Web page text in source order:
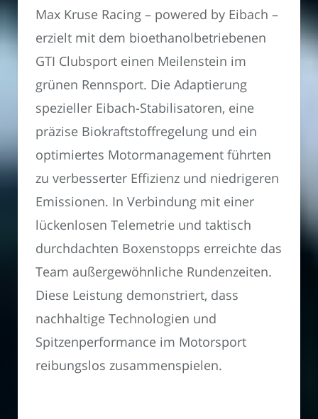
Max Kruse Racing – powered by Eibach –
erzielt mit dem bioethanolbetriebenen
GTI Clubsport einen Meilenstein im
grünen Rennsport. Die Adaptierung
spezieller Eibach-Stabilisatoren, eine
präzise Biokraftstoffregelung und ein
optimiertes Motormanagement führten
zu verbesserter Effizienz und niedrigeren
Emissionen. In Verbindung mit einer
lückenlosen Telemetrie und taktisch
durchdachten Boxenstopps erreichte das
Team außergewöhnliche Rundenzeiten.
Diese Leistung demonstriert, dass
nachhaltige Technologien und
Spitzenperformance im Motorsport
reibungslos zusammenspielen.